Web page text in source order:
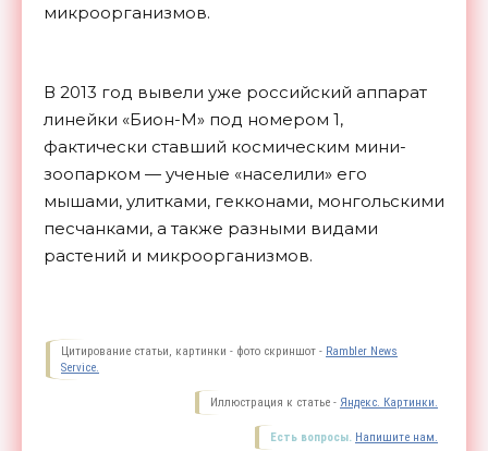
микроорганизмов.
В 2013 год вывели уже российский аппарат
линейки «Бион-М» под номером 1,
фактически ставший космическим мини-
зоопарком — ученые «населили» его
мышами, улитками, гекконами, монгольскими
песчанками, а также разными видами
растений и микроорганизмов.
Цитирование статьи, картинки - фото скриншот - Rambler News
Service.
Иллюстрация к статье - Яндекс. Картинки.
Есть вопросы. Напишите нам.